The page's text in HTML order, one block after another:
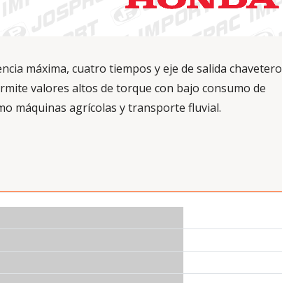
máxima, cuatro tiempos y eje de salida chavetero
valores altos de torque con bajo consumo de
máquinas agrícolas y transporte fluvial.